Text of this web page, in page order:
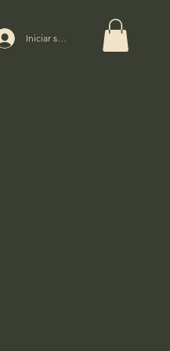
Iniciar sesión